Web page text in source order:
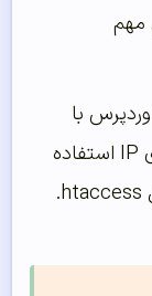
مهم
با
محدودیت دسترسی به انتخاب آدرس‌های IP استفاده
می‌شود. شما باید کد زیر را کپی و در فایل htaccess.